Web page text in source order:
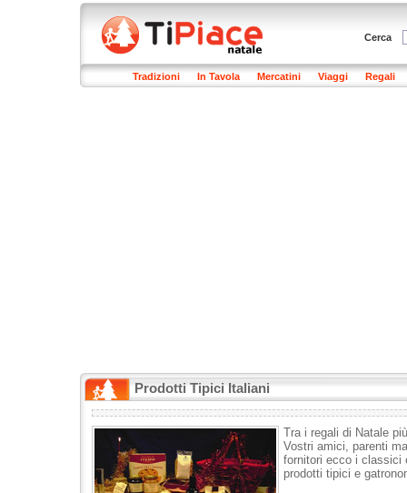
Cerca
Tradizioni In Tavola Mercatini Viaggi Regali
Prodotti Tipici Italiani
Tra i regali di Natale
Vostri amici, parenti
fornitori ecco i classici
prodotti tipici e